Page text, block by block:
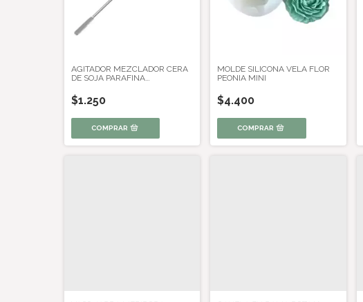
AGITADOR MEZCLADOR CERA
DE SOJA PARAFINA
$1.250
MOLDE SILICONA VELA FLOR
PEONIA MINI
$4.400